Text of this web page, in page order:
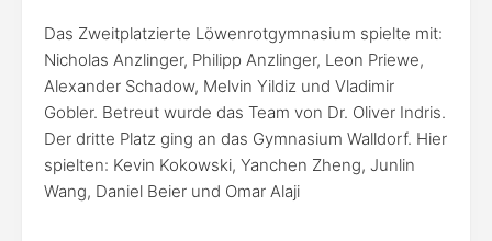
Das Zweitplatzierte Löwenrotgymnasium spielte mit:
Nicholas Anzlinger, Philipp Anzlinger, Leon Priewe,
Alexander Schadow, Melvin Yildiz und Vladimir
Gobler. Betreut wurde das Team von Dr. Oliver Indris.
Der dritte Platz ging an das Gymnasium Walldorf. Hier
spielten: Kevin Kokowski, Yanchen Zheng, Junlin
Wang, Daniel Beier und Omar Alaji